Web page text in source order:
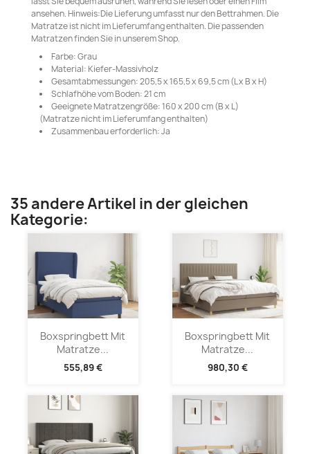
ansehen. Hinweis:Die Lieferung umfasst nur den Bettrahmen. Die
Matratze ist nicht im Lieferumfang enthalten. Die passenden
Matratzen finden Sie in unserem Shop.
Farbe: Grau
Material: Kiefer-Massivholz
Gesamtabmessungen: 205,5 x 165,5 x 69,5 cm (L x B x H)
Schlafhöhe vom Boden: 21 cm
Geeignete Matratzengröße: 160 x 200 cm (B x L)
(Matratze nicht im Lieferumfang enthalten)
Zusammenbau erforderlich: Ja
35 andere Artikel in der gleichen
Kategorie:
Boxspringbett Mit
Matratze...
555,89 €
Boxspringbett Mit
Matratze...
980,30 €